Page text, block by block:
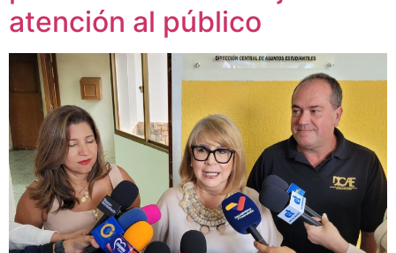
atención al público